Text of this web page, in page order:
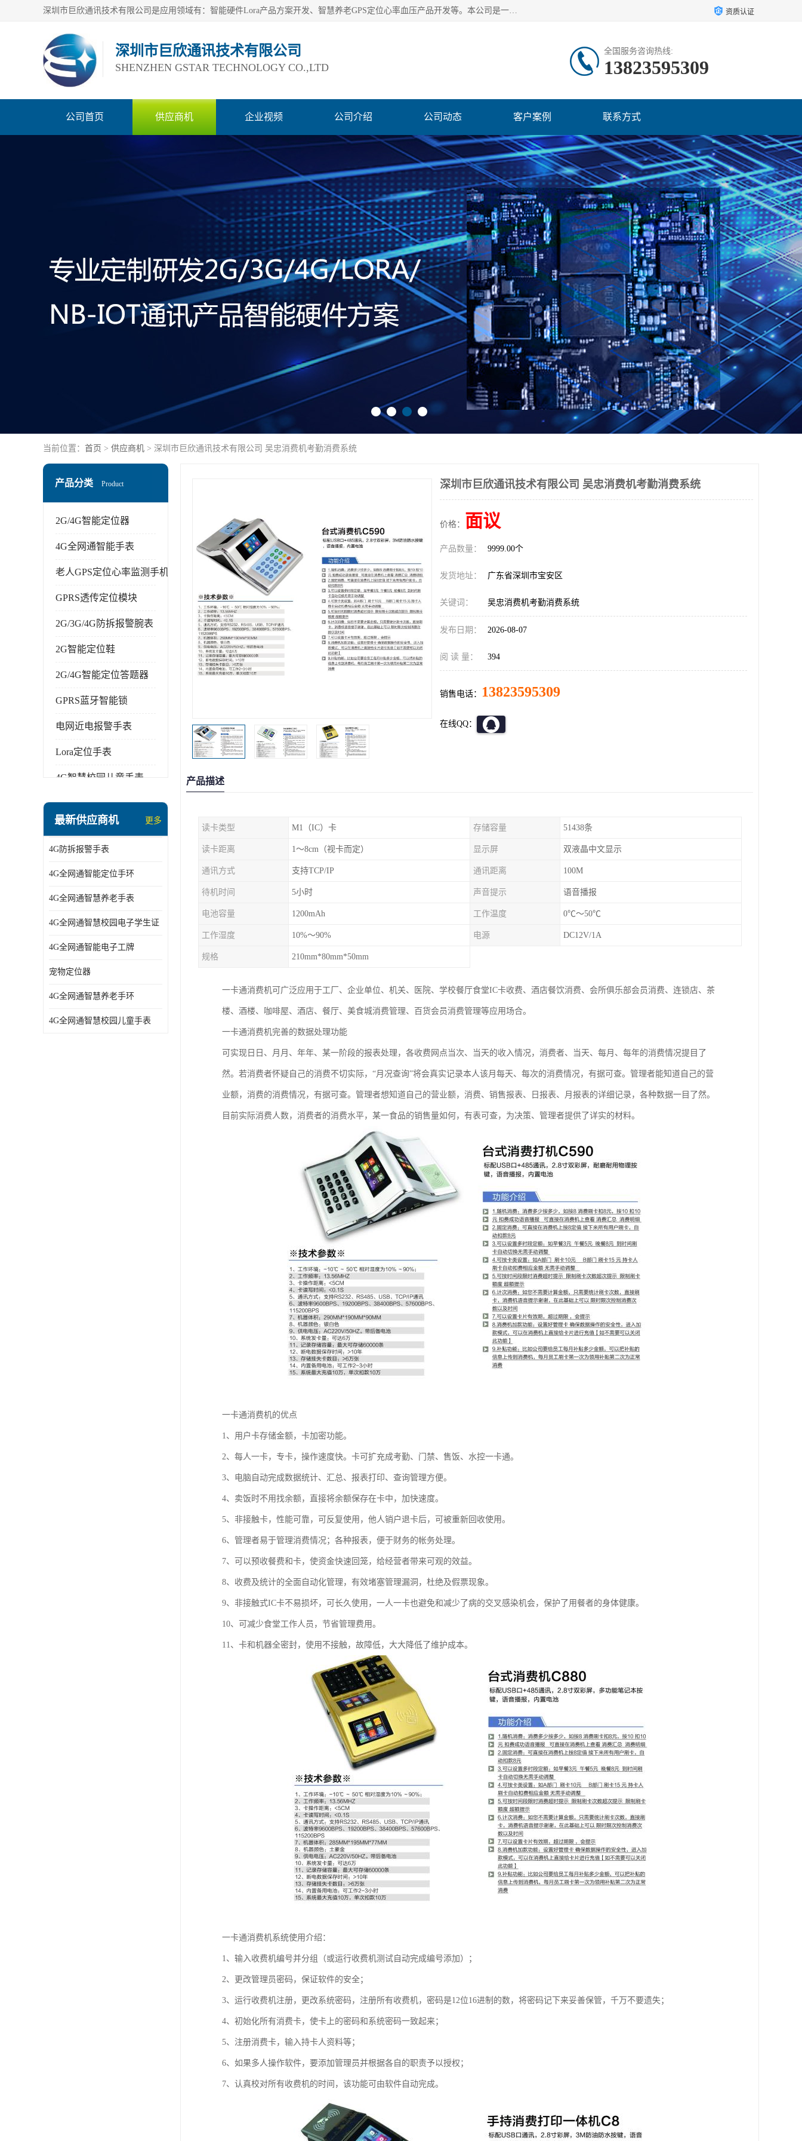
深圳市巨欣通讯技术有限公司是应用领域有：智能硬件Lora产品方案开发、智慧养老GPS定位心率血压产品开发等。本公司是一家民营高新技术企业、行业成员之一的智能硬件方案提供商，公司致力于为智能物联领域提供硬件解决方案。公司可满足不同类型客户采购需要，巨欣通讯切身体会客户对服务及时性的要求，建立了完善的售后服务系统，运用先进的互联网工具为客户提供及时、周到的服务！ 资质认证
深圳市巨欣通讯技术有限公司
SHENZHEN GSTAR TECHNOLOGY CO.,LTD
全国服务咨询热线:
13823595309
公司首页 供应商机 企业视频 公司介绍 公司动态 客户案例 联系方式
当前位置： 首页 > 供应商机 > 深圳市巨欣通讯技术有限公司 吴忠消费机考勤消费系统
产品分类 Product
2G/4G智能定位器
4G全网通智能手表
老人GPS定位心率监测手机
GPRS透传定位模块
2G/3G/4G防拆报警腕表
2G智能定位鞋
2G/4G智能定位答题器
GPRS蓝牙智能锁
电网近电报警手表
Lora定位手表
4G智慧校园儿童手表
指静脉识别智能锁
2G/BT4.0智能睡眠带
2G/4G智慧养老手环
最新供应商机 更多
4G防拆报警手表
4G全网通智能定位手环
4G全网通智慧养老手表
4G全网通智慧校园电子学生证
4G全网通智能电子工牌
宠物定位器
4G全网通智慧养老手环
4G全网通智慧校园儿童手表
深圳市巨欣通讯技术有限公司 吴忠消费机考勤消费系统
价格： 面议
产品数量： 9999.00个
发货地址： 广东省深圳市宝安区
关键词： 吴忠消费机考勤消费系统
发布日期： 2026-08-07
阅 读 量： 394
销售电话： 13823595309
在线QQ：
产品描述
读卡类型 M1（IC）卡 存储容量 51438条
读卡距离 1～8cm（视卡而定） 显示屏 双液晶中文显示
通讯方式 支持TCP/IP 通讯距离 100M
待机时间 5小时 声音提示 语音播报
电池容量 1200mAh 工作温度 0℃～50℃
工作湿度 10%～90% 电源 DC12V/1A
规格 210mm*80mm*50mm
一卡通消费机可广泛应用于工厂、企业单位、机关、医院、学校餐厅食堂IC卡收费、酒店餐饮消费、会所俱乐部会员消费、连锁店、茶
楼、酒楼、咖啡屋、酒店、餐厅、美食城消费管理、百货会员消费管理等应用场合。
一卡通消费机完善的数据处理功能
可实现日日、月月、年年、某一阶段的报表处理，各收费网点当次、当天的收入情况，消费者、当天、每月、每年的消费情况提目了
然。若消费者怀疑自己的消费不切实际，“月况查询”将会真实记录本人该月每天、每次的消费情况，有据可查。管理者能知道自己的营
业额，消费的消费情况，有据可查。管理者想知道自己的营业额，消费、销售报表、日报表、月报表的详细记录，各种数据一目了然。
目前实际消费人数，消费者的消费水平，某一食品的销售量如何，有表可查，为决策、管理者提供了详实的材料。
一卡通消费机的优点
1、用户卡存储金额，卡加密功能。
2、每人一卡，专卡，操作速度快。卡可扩充成考勤、门禁、售饭、水控一卡通。
3、电脑自动完成数据统计、汇总、报表打印、查询管理方便。
4、卖饭时不用找余额，直接将余额保存在卡中，加快速度。
5、非接触卡，性能可靠，可反复使用，他人销户退卡后，可被重新回收使用。
6、管理者易于管理消费情况；各种报表，便于财务的帐务处理。
7、可以预收餐费和卡，使资金快速回笼，给经营者带来可观的效益。
8、收费及统计的全面自动化管理，有效堵塞管理漏洞，杜绝及假票现象。
9、非接触式IC卡不易损坏，可长久使用，一人一卡也避免和减少了病的交叉感染机会，保护了用餐者的身体健康。
10、可减少食堂工作人员，节省管理费用。
11、卡和机器全密封，使用不接触，故障低，大大降低了维护成本。
一卡通消费机系统使用介绍：
1、输入收费机编号并分组（或运行收费机测试自动完成编号添加）；
2、更改管理员密码，保证软件的安全；
3、运行收费机注册，更改系统密码，注册所有收费机，密码是12位16进制的数，将密码记下来妥善保管，千万不要遗失；
4、初始化所有消费卡，使卡上的密码和系统密码一致起来；
5、注册消费卡，输入持卡人资料等；
6、如果多人操作软件，要添加管理员并根据各自的职责予以授权；
7、认真校对所有收费机的时间，该功能可由软件自动完成。